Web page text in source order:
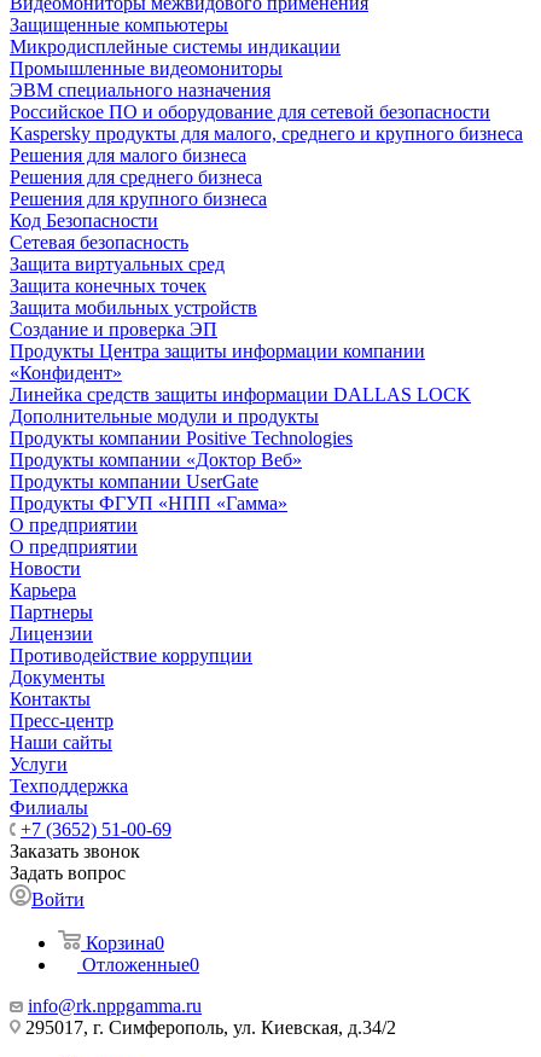
Защищенные компьютеры
Микродисплейные системы индикации
Промышленные видеомониторы
ЭВМ специального назначения
Российское ПО и оборудование для сетевой безопасности
Kaspersky продукты для малого, среднего и крупного бизнеса
Решения для малого бизнеса
Решения для среднего бизнеса
Решения для крупного бизнеса
Код Безопасности
Сетевая безопасность
Защита виртуальных сред
Защита конечных точек
Защита мобильных устройств
Создание и проверка ЭП
Продукты Центра защиты информации компании
«Конфидент»
Линейка средств защиты информации DALLAS LOCK
Дополнительные модули и продукты
Продукты компании Positive Technologies
Продукты компании «Доктор Веб»
Продукты компании UserGate
Продукты ФГУП «НПП «Гамма»
О предприятии
О предприятии
Новости
Карьера
Партнеры
Лицензии
Противодействие коррупции
Документы
Контакты
Пресс-центр
Наши сайты
Услуги
Техподдержка
Филиалы
+7 (3652) 51-00-69
Заказать звонок
Задать вопрос
Войти
Корзина0
Отложенные0
info@rk.nppgamma.ru
295017, г. Симферополь, ул. Киевская, д.34/2